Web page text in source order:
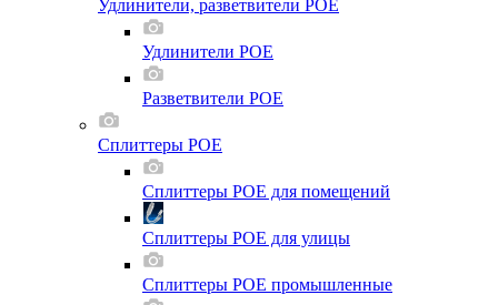
Удлинители, разветвители POE
Удлинители POE
Разветвители POE
Сплиттеры POE
Сплиттеры POE для помещений
Сплиттеры POE для улицы
Сплиттеры POE промышленные